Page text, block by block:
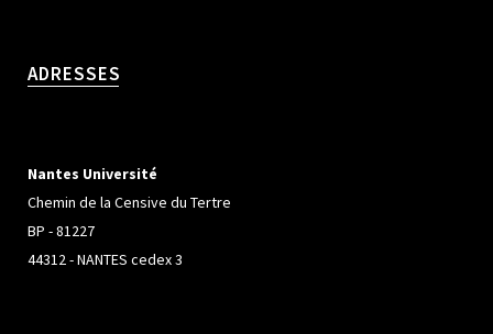
ADRESSES
Nantes Université
Chemin de la Censive du Tertre
BP - 81227
44312 - NANTES cedex 3